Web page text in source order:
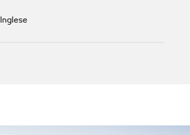
Inglese